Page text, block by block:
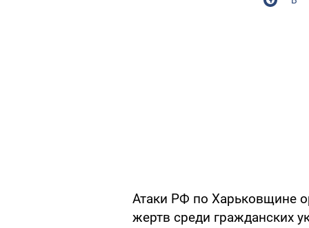
Атаки РФ по Харьковщине
жертв среди гражданских